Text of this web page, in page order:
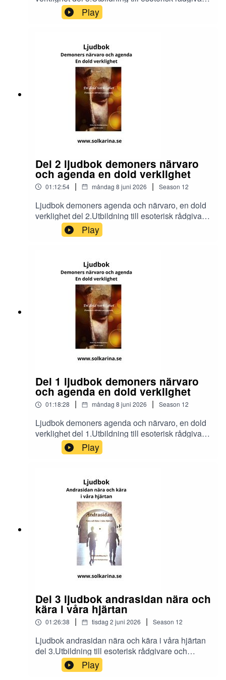
och dimensionsmedium
https://solkarina.se/produkt/dimensionell-
https://www.facebook.com/groups/16251419920
40360.Solkarina Sinnligkunskap®
//.http://www.medireiki.sehttp://www.solkarina.seh
ttp://www.sannessens.se min digitala
kursgårdInstagram:
http://www.instagram.com/iamsolkarina.seFaceb
ook: https://www.facebook.com/profile.php?
id=61573215027349Youtube:
https://www.youtube.com/@solkarinaKalender:htt
ps://solkarina.se/kalender/
Play
Del 2 ljudbok demoners närvaro
och agenda en dold verklighet
01:12:54 | måndag 8 juni 2026 | Season 12
Ljudbok demoners agenda och närvaro, en dold
verklighet del 2.Utbildning till esoterisk rådgivare
och dimensionsmedium
https://solkarina.se/produkt/dimensionell-
https://www.facebook.com/groups/16251419920
40360.Solkarina Sinnligkunskap®
//.http://www.medireiki.sehttp://www.solkarina.seh
ttp://www.sannessens.se min digitala
kursgårdInstagram:
http://www.instagram.com/iamsolkarina.seFaceb
ook: https://www.facebook.com/profile.php?
id=61573215027349Youtube:
https://www.youtube.com/@solkarinaKalender:htt
ps://solkarina.se/kalender/
Play
Del 1 ljudbok demoners närvaro
och agenda en dold verklighet
01:18:28 | måndag 8 juni 2026 | Season 12
Ljudbok demoners agenda och närvaro, en dold
verklighet del 1.Utbildning till esoterisk rådgivare
och dimensionsmedium
https://solkarina.se/produkt/dimensionell-
https://www.facebook.com/groups/16251419920
40360.Solkarina Sinnligkunskap®
//.http://www.medireiki.sehttp://www.solkarina.seh
ttp://www.sannessens.se min digitala
kursgårdInstagram:
http://www.instagram.com/iamsolkarina.seFaceb
ook: https://www.facebook.com/profile.php?
id=61573215027349Youtube:
https://www.youtube.com/@solkarinaKalender:htt
ps://solkarina.se/kalender/
Play
Del 3 ljudbok andrasidan nära och
kära i våra hjärtan
01:26:38 | tisdag 2 juni 2026 | Season 12
Ljudbok andrasidan nära och kära i våra hjärtan
del 3.Utbildning till esoterisk rådgivare och
dimensionsmedium
https://solkarina.se/produkt/dimensionell-
Play